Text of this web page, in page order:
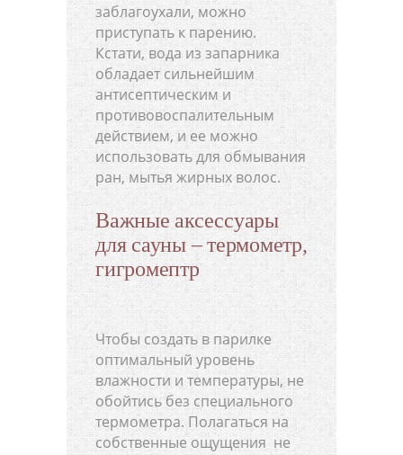
заблагоухали, можно
приступать к парению.
Кстати, вода из запарника
обладает сильнейшим
антисептическим и
противовоспалительным
действием, и ее можно
использовать для обмывания
ран, мытья жирных волос.
Важные аксессуары
для сауны – термометр,
гигромептр
Чтобы создать в парилке
оптимальный уровень
влажности и температуры, не
обойтись без специального
термометра. Полагаться на
собственные ощущения не